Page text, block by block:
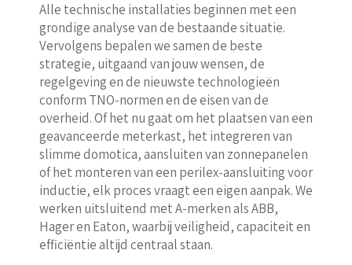
Alle technische installaties beginnen met een
grondige analyse van de bestaande situatie.
Vervolgens bepalen we samen de beste
strategie, uitgaand van jouw wensen, de
regelgeving en de nieuwste technologieën
conform TNO-normen en de eisen van de
overheid. Of het nu gaat om het plaatsen van een
geavanceerde meterkast, het integreren van
slimme domotica, aansluiten van zonnepanelen
of het monteren van een perilex-aansluiting voor
inductie, elk proces vraagt een eigen aanpak. We
werken uitsluitend met A-merken als ABB,
Hager en Eaton, waarbij veiligheid, capaciteit en
efficiëntie altijd centraal staan.